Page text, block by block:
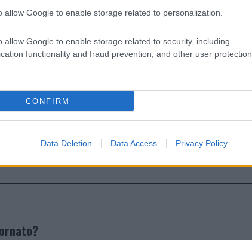
allow Google to enable storage related to personalization.
allow Google to enable storage related to security, including
functionality and fraud prevention, and other user protection.
CONFIRM
Data Deletion Data Access Privacy Policy
Invia un Comunicato Stampa Pubblicità Segnala